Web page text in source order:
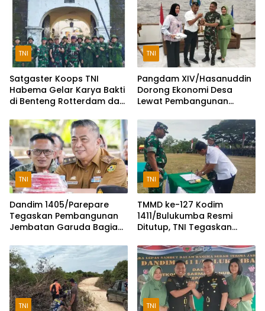
TNI
Satgaster Koops TNI
Habema Gelar Karya Bakti
di Benteng Rotterdam dan
Diponegoro
TNI
Pangdam XIV/Hasanuddin
Dorong Ekonomi Desa
Lewat Pembangunan
TNI
Dandim 1405/Parepare
Tegaskan Pembangunan
Jembatan Garuda Bagian
TNI
TMMD ke-127 Kodim
1411/Bulukumba Resmi
Ditutup, TNI Tegaskan
Desa
TNI TNI